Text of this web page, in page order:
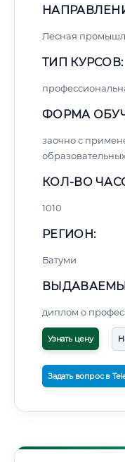
Лесная
ТИП КУРСОВ:
ФОРМА
заочно с
КОЛ-ВО
1010
РЕГИОН:
Батуми
диплом о
Узнать цену
Задать вопрос в